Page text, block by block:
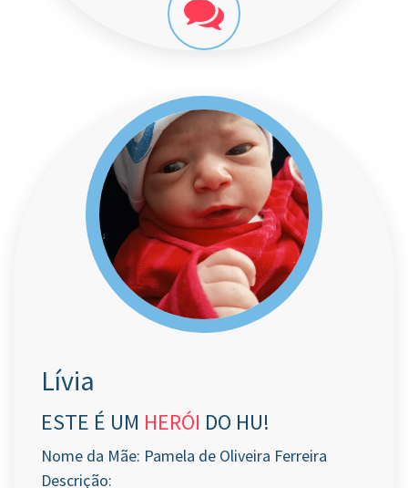
Lívia
ESTE É UM HERÓI DO HU!
Nome da Mãe: Pamela de Oliveira Ferreira
Descrição: